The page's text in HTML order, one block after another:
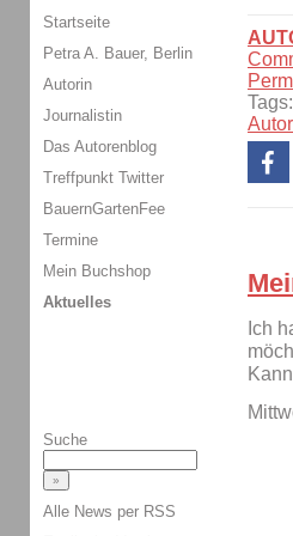
Tags:
Ich
Startseite
Petra A. Bauer, Berlin
Autorin
Journalistin
Das Autorenblog
Treffpunkt Twitter
BauernGartenFee
Termine
Mein Buchshop
Aktuelles
Suche
Alle News per RSS